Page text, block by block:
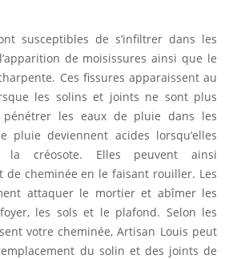
susceptibles de s’infiltrer dans les
de moisissures ainsi que le
Ces fissures apparaissent au
les solins et joints ne sont plus
pénétrer les eaux de pluie dans les
pluie deviennent acides lorsqu’elles
la créosote. Elles peuvent ainsi
de cheminée en le faisant rouiller. Les
attaquer le mortier et abîmer les
les sols et le plafond. Selon les
votre cheminée, Artisan Louis peut
du solin et des joints de